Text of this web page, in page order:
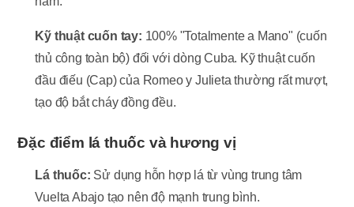
Kỹ thuật cuốn tay: 100% "Totalmente a Mano" (cuốn
thủ công toàn bộ) đối với dòng Cuba. Kỹ thuật cuốn
đầu điếu (Cap) của Romeo y Julieta thường rất mượt,
tạo độ bắt cháy đồng đều.
Đặc điểm lá thuốc và hương vị
Lá thuốc: Sử dụng hỗn hợp lá từ vùng trung tâm
Vuelta Abajo tạo nên độ mạnh trung bình.